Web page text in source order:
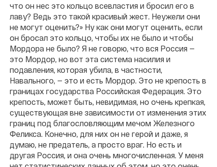
что он нес это кольцо всевластия и бросил его в
лаву? Ведь это такой красивый жест. Неужели они
не могут оценить?» Ну как они могут оценить, если
он бросал это кольцо, чтобы их не было и чтобы
Мордора не было? Я не говорю, что вся Россия —
это Мордор, но вот эта система насилия и
подавления, которая убила, в частности,
Навального, — это и есть Мордор. Это не крепость в
границах государства Российская Федерация. Это
крепость, может быть, невидимая, но очень крепкая,
существующая вне зависимости от изменения этих
границ под благословляющим мечом Железного
Феликса. Конечно, для них он не герой и даже, я
думаю, не предатель, а просто враг. Но есть и
другая Россия, и она очень многочисленная. У меня